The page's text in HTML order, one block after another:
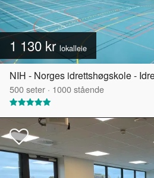
1 130 kr lokalleie
NIH - Norges idrettshøgskole -
500seter · 1000stående